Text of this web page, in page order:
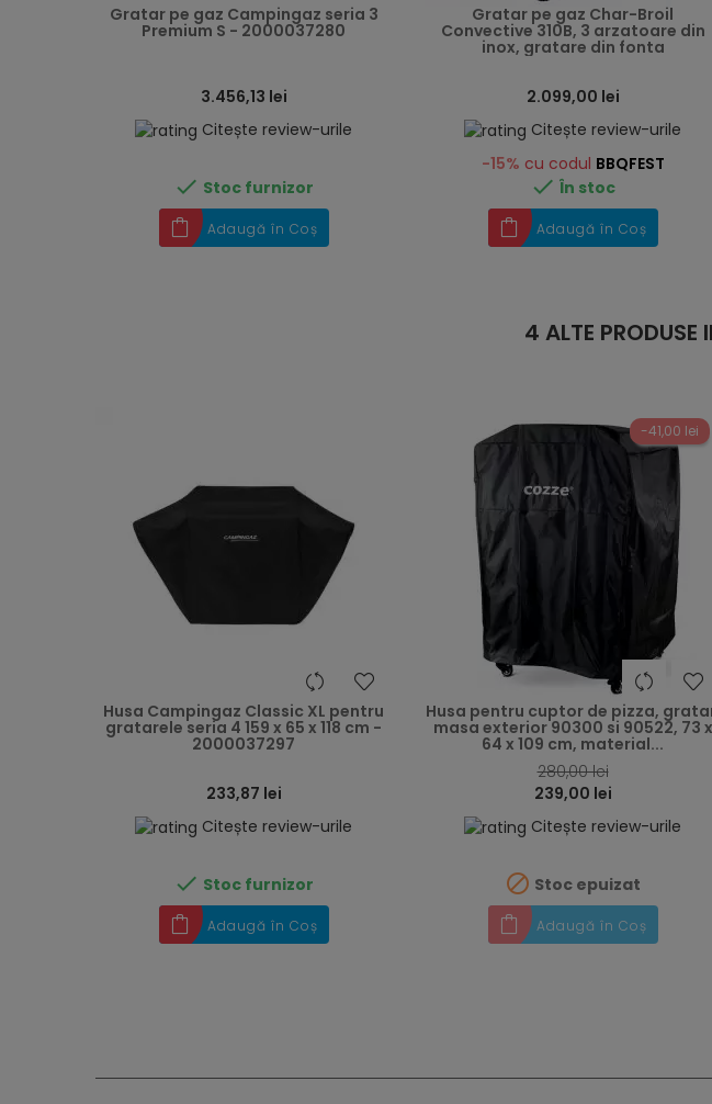
Gratar pe gaz Campingaz seria 3
Premium S - 2000037280
3.456,13 lei
Citește review-urile
 Stoc furnizor
Adaugă în Coș
Gratar pe gaz Char-Broil
Convective 310B, 3 arzatoare din
inox, gratare din fonta
2.099,00 lei
Citește review-urile
-15% cu codul BBQFEST
 În stoc
Adaugă în Coș
4 ALTE PRODUSE
heart
Husa Campingaz Classic XL pentru
gratarele seria 4 159 x 65 x 118 cm -
2000037297
233,87 lei
Citește review-urile
 Stoc furnizor
Adaugă în Coș
-41,00 lei
Husa pentru cuptor de pizza,
masa exterior 90300 si 90522, 73 x
64 x 109 cm, material...
280,00 lei
239,00 lei
Citește review-urile
 Stoc epuizat
Adaugă în Coș